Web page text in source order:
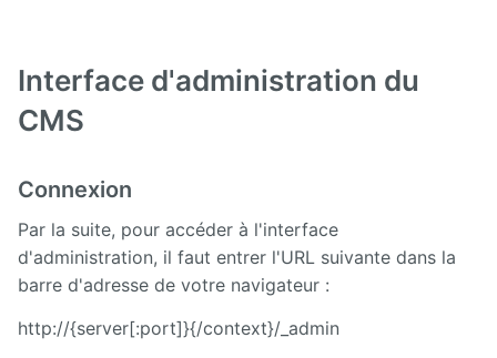
Interface d'administration du
CMS
Connexion
Par la suite, pour accéder à l'interface
d'administration, il faut entrer l'URL suivante dans la
barre d'adresse de votre navigateur :
http://{server[:port]}{/context}/_admin